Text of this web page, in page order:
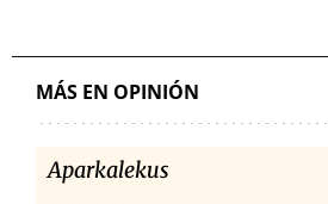
MÁS EN OPINIÓN
Aparkalekus